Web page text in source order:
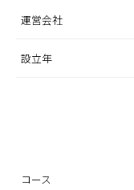
運営会社
設立年
コース